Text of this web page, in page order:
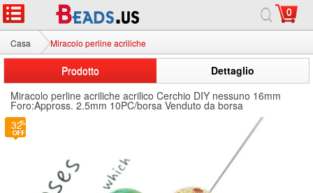
0
Casa Miracolo perline acriliche
Prodotto
Dettaglio
Miracolo perline acriliche acrilico Cerchio DIY nessuno 16mm
Foro:Appross. 2.5mm 10PC/borsa Venduto da borsa
32